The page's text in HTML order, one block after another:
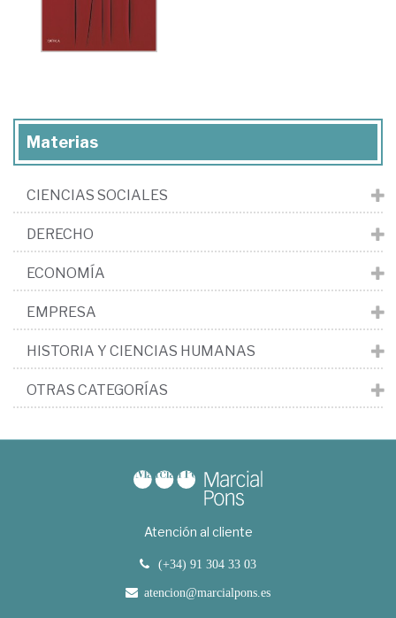
Materias
CIENCIAS SOCIALES
DERECHO
ECONOMÍA
EMPRESA
HISTORIA Y CIENCIAS HUMANAS
OTRAS CATEGORÍAS
Atención al cliente
(+34) 91 304 33 03
atencion@marcialpons.es